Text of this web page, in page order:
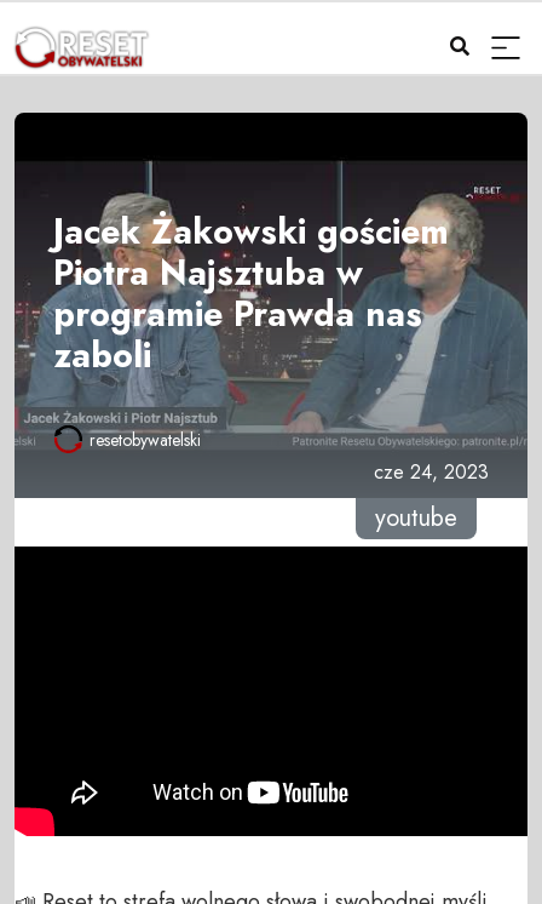
Jacek Żakowski gościem
Piotra Najsztuba w
programie Prawda nas
zaboli
resetobywatelski
cze 24, 2023
youtube